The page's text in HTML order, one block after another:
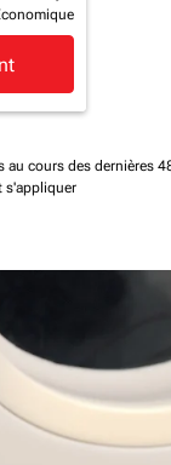
au cours des dernières
s'appliquer